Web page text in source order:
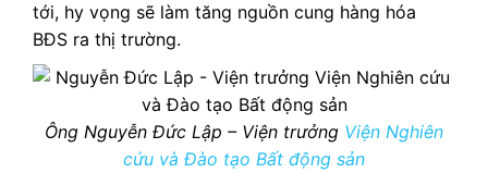
tới, hy vọng sẽ làm tăng nguồn cung hàng hóa
BĐS ra thị trường.
Ông Nguyễn Đức Lập – Viện trưởng Viện Nghiên
cứu và Đào tạo Bất động sản